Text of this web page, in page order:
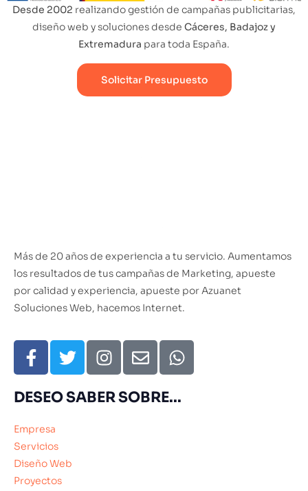
Desde 2002 realizando gestión de campañas publicitarias,
diseño web y soluciones desde Cáceres, Badajoz y
Extremadura para toda España.
Solicitar Presupuesto
Más de 20 años de experiencia a tu servicio. Aumentamos
los resultados de tus campañas de Marketing, apueste
por calidad y experiencia, apueste por Azuanet
Soluciones Web, hacemos Internet.
DESEO SABER SOBRE...
Empresa
Servicios
Diseño Web
Proyectos